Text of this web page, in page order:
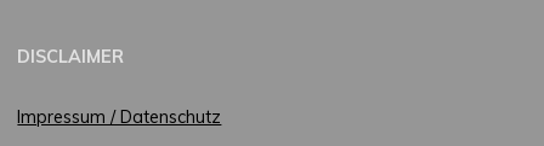
DISCLAIMER
Impressum / Datenschutz